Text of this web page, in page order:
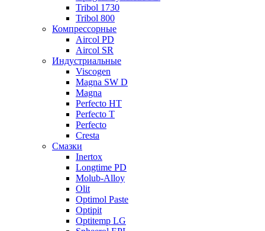
Tribol 1730
Tribol 800
Компрессорные
Aircol PD
Aircol SR
Индустриальные
Viscogen
Magna SW D
Magna
Perfecto HT
Perfecto T
Perfecto
Cresta
Смазки
Inertox
Longtime PD
Molub-Alloy
Olit
Optimol Paste
Optipit
Optitemp LG